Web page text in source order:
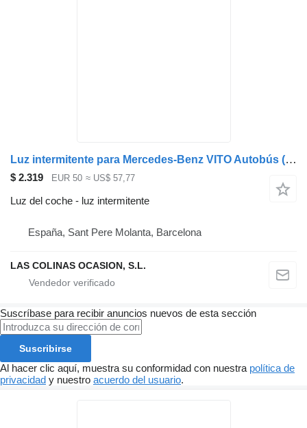
Luz intermitente para Mercedes-Benz VITO Autobús (638) camión
$ 2.319 EUR 50 ≈ US$ 57,77
Luz del coche - luz intermitente
España, Sant Pere Molanta, Barcelona
LAS COLINAS OCASION, S.L.
Suscríbase para recibir anuncios nuevos de esta sección
Suscribirse
Al hacer clic aquí, muestra su conformidad con nuestra política de
privacidad y nuestro acuerdo del usuario.